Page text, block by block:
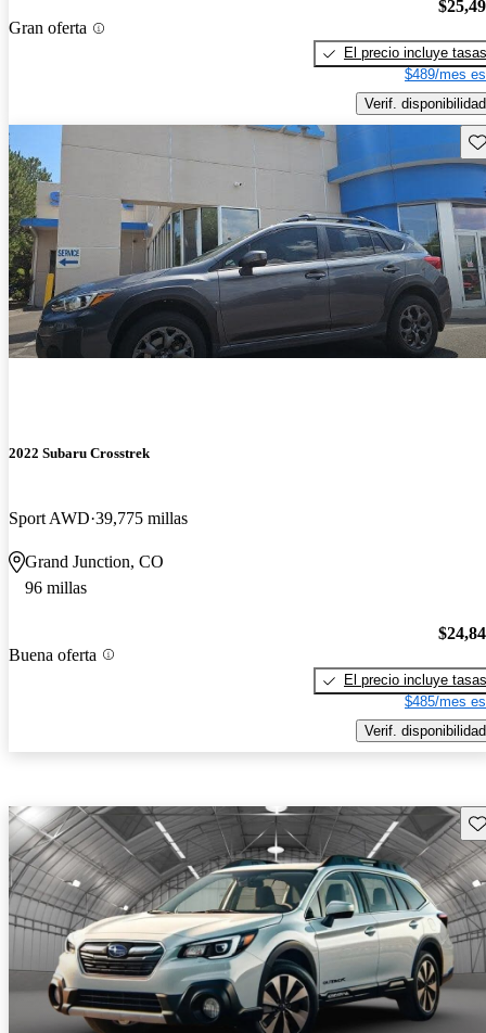
Gran oferta
El precio incluye tasas
$489/mes
Verif. disponibilidad
2022 Subaru Crosstrek
Sport AWD 39,775 millas
Grand Junction, CO
96 millas
Buena oferta
El precio incluye tasas
$485/mes
Verif. disponibilidad